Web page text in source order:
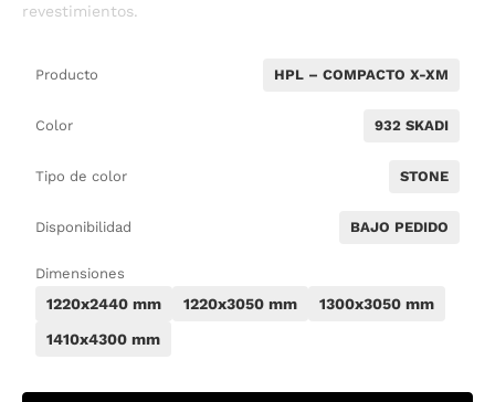
revestimientos.
Producto HPL – COMPACTO X-XM
Color 932 SKADI
Tipo de color STONE
Disponibilidad BAJO PEDIDO
Dimensiones
1220x2440 mm 1220x3050 mm
1300x3050 mm
1410x4300 mm